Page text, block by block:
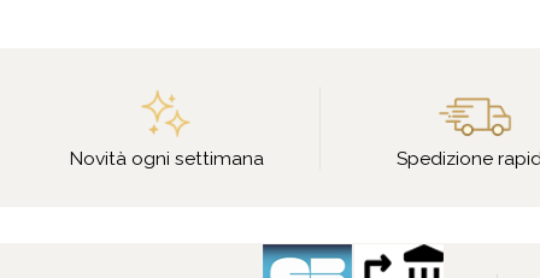
Novità ogni settimana Spedizione